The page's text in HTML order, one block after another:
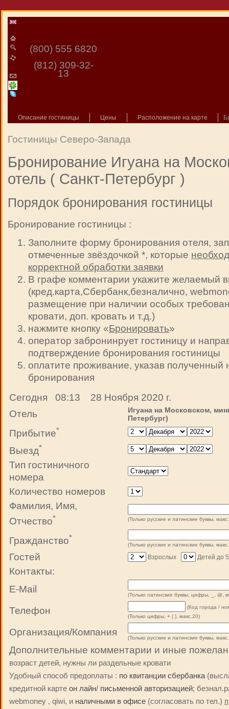
(800) 555 6820
(812) 309-32-
13
Описание гостиницы Цены Расположение на карте
Гостиницы Северо-Запада
Бронирование Игуана на
отель ( Санкт-Петербург )
Порядок бронирования гостиницы
Бронирование гостиницы :
Заполните форму бронирования отеля,
отмеченные звёздочкой *, которые
корректной обработки заявки
В графе комментарии укажите желаемый
(кред.карта,Сбербанк,безналично,
размещение при наличии особых
кровати, доп. кровать и т.д.)
нажмите кнопку «Бронировать»
оператор забронинрует гостиницу и
подтверждение бронирования гостиницы
оплатите проживание, указав
бронирования
Сегодня 08:13 28 Ноября 2020 г.
Отель
Игуана на Московском,
Петербург)
Прибытие*
Выезд*
Тип гостиничного
номера
Количество номеров
Фамилия, Имя,
Отчество* (Только русские и латинские буквы,
Гражданство*
(Только русские и латинские буквы,
Гостей Взрослых Детей до
Контакты:
E-Mail
(Только латинские буквы, цифры, _, @,
Телефон
(Код города /
(Только цифры, + ( ), макс.20)
Организация/Компания
(Только русские и латинские буквы,
Дополнительные комментарии и иные
возраст детей, нужны ли раздельные кровати
Удобный способ предоплаты : по квитанции сбербанка
кредитной карте он лайн/ письменной авторизацией;
webmoney , qiwi, и наличными в офисе (согласовать по тел.)